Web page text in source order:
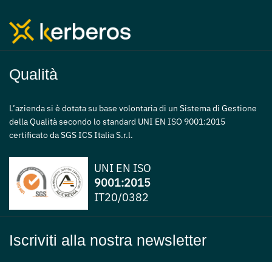
Qualità
L’azienda si è dotata su base volontaria di un Sistema di Gestione
della Qualità secondo lo standard UNI EN ISO 9001:2015
certificato da SGS ICS Italia S.r.l.
UNI EN ISO
9001:2015
IT20/0382
Iscriviti alla nostra newsletter